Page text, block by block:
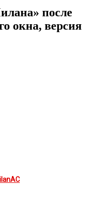
после
окна, версия